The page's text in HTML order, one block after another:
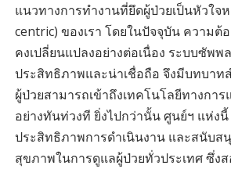
แนวทางการทำงานที่ยึดผู้ป่วยเป็นหัวใจ
centric) ของเรา โดยในปัจจุบัน ความต้
คงเปลี่ยนแปลงอย่างต่อเนื่อง ระบบซัพพ
ประสิทธิภาพและน่าเชื่อถือ จึงมีบทบา
ผู้ป่วยสามารถเข้าถึงเทคโนโลยีทางกา
อย่างทันท่วงที ยิ่งไปกว่านั้น ศูนย์ฯ แห่งนี้
ประสิทธิภาพการดำเนินงาน และสนับส
สุขภาพในการดูแลผู้ป่วยทั่วประเทศ ซึ่ง